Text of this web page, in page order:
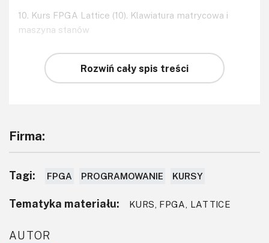
10. Kurs FPGA Lattice (10). Klawiatura matrycowa i
maszyna stanów
Rozwiń cały spis treści
Firma:
Tagi: FPGA PROGRAMOWANIE KURSY
Tematyka materiału: KURS, FPGA, LATTICE
AUTOR